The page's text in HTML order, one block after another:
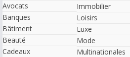
Avocats
Banques
Bâtiment
Beauté
Cadeaux
Immobilier
Loisirs
Luxe
Mode
Multinationales